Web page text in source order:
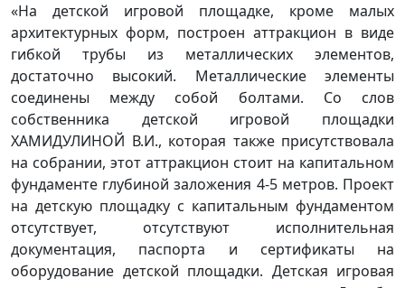
«На детской игровой площадке, кроме малых
архитектурных форм, построен аттракцион в виде
гибкой трубы из металлических элементов,
достаточно высокий. Металлические элементы
соединены между собой болтами. Со слов
собственника детской игровой площадки
ХАМИДУЛИНОЙ В.И., которая также присутствовала
на собрании, этот аттракцион стоит на капитальном
фундаменте глубиной заложения 4-5 метров. Проект
на детскую площадку с капитальным фундаментом
отсутствует, отсутствуют исполнительная
документация, паспорта и сертификаты на
оборудование детской площадки. Детская игровая